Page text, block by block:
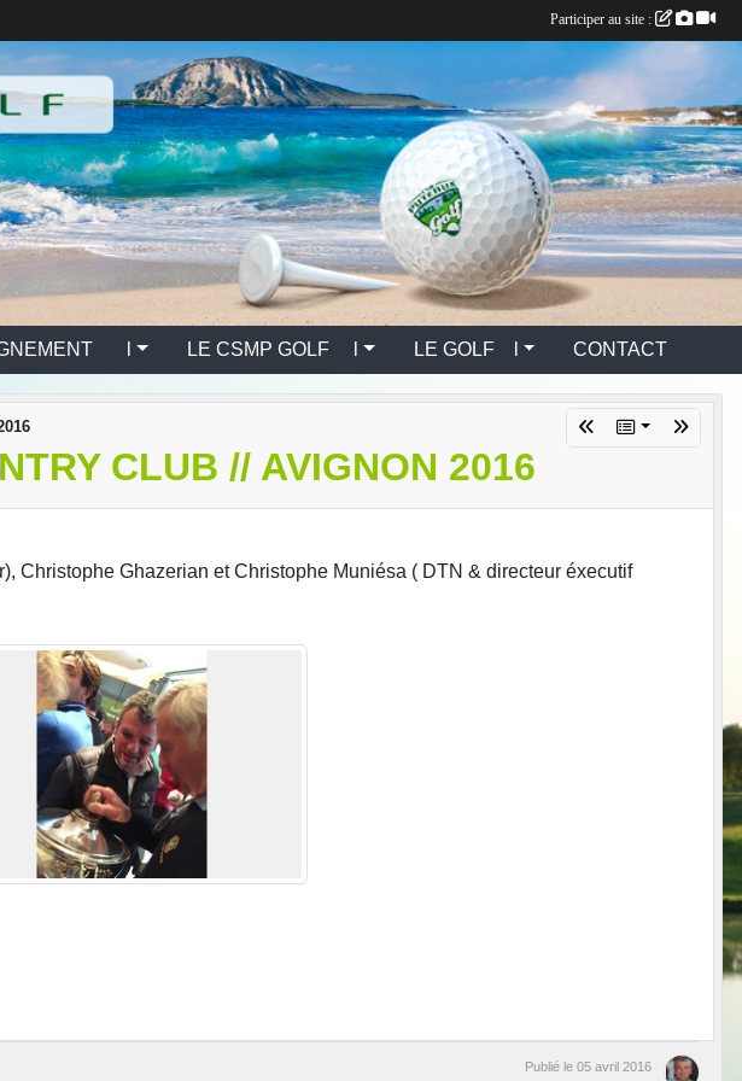
l LE CSMP GOLF l LE GOLF l CONTACT
CLUB // AVIGNON 2016
Christophe Ghazerian et Christophe Muniésa ( DTN & directeur éxecutif
Publié le 05 avril 2016
Participer au site :